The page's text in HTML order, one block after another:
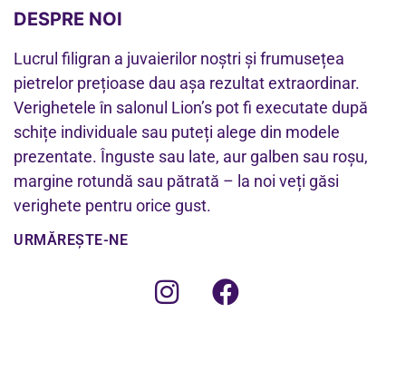
DESPRE NOI
Lucrul filigran a juvaierilor noștri și frumusețea
pietrelor prețioase dau așa rezultat extraordinar.
Verighetele în salonul Lion’s pot fi executate după
schițe individuale sau puteți alege din modele
prezentate. Înguste sau late, aur galben sau roșu,
margine rotundă sau pătrată – la noi veți găsi
verighete pentru orice gust.
URMĂREȘTE-NE